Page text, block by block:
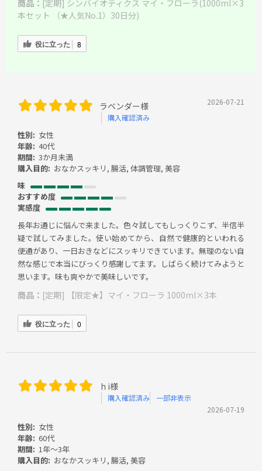
商品： [定期] シンバイオティクス マイ・フローラ(1000ml×3
本セット （★人気No.1）30日分)
役に立った 8
ラベンダー様
購入確認済み
2026-07-21
性別: 女性
年齢: 40代
期間: 3か月未満
購入目的: おなかスッキリ, 腸活, 体調管理, 美容
味
おすすめ度
実感度
長年お通じに悩んで来ました。色々試してもしっくりこず、半信半
疑で試してみました。使い始めてから、自然で健康的といわれる
便通があり、一日おきなどにスッキリできています。無理のない自
然な感じで本当にびっくり感謝してます。しばらく続けてみようと
思います。味も爽やかで美味しいです。
商品： [定期] 【限定★】マイ・フローラ 1000ml×3本
役に立った 0
ｈi様
購入確認済み
一部非表示
2026-07-19
性別: 女性
年齢: 60代
期間: 1年～3年
購入目的: おなかスッキリ, 腸活, 美容